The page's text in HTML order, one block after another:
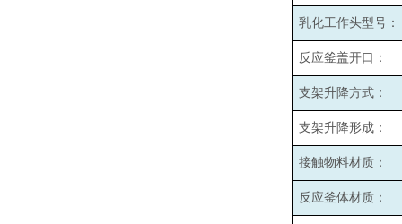
乳化工作头型号：
反应釜盖开口：
支架升降方式：
支架升降形成：
接触物料材质：
反应釜体材质：